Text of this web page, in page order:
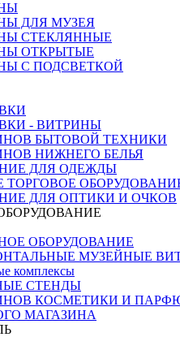
ДЛЯ МУЗЕЯ
СТЕКЛЯННЫЕ
ОТКРЫТЫЕ
С ПОДСВЕТКОЙ
- ВИТРИНЫ
БЫТОВОЙ ТЕХНИКИ
НИЖНЕГО БЕЛЬЯ
ДЛЯ ОДЕЖДЫ
ДЛЯ ОПТИКИ И ОЧКОВ
ОБОРУДОВАНИЕ
МУЗЕЙНЫЕ
комплексы
СТЕНДЫ
КОСМЕТИКИ И
МАГАЗИНА